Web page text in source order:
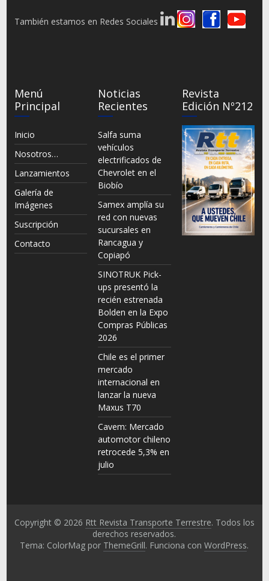
También estamos en Redes Sociales
Menú
Principal
Inicio
Nosotros…
Lanzamientos
Galería de
Imágenes
Suscripción
Contacto
Noticias
Recientes
Salfa suma
vehículos
electrificados de
Chevrolet en el
Biobío
Samex amplía su
red con nuevas
sucursales en
Rancagua y
Copiapó
SINOTRUK Pick-
ups presentó la
recién estrenada
Bolden en la Expo
Compras Públicas
2026
Chile es el primer
mercado
internacional en
lanzar la nueva
Maxus T70
Cavem: Mercado
automotor chileno
retrocede 5,3% en
julio
Revista
Edición Nº212
Copyright © 2026 Rtt Revista Transporte Terrestre. Todos los
derechos reservados.
Tema: ColorMag por ThemeGrill. Funciona conWordPress.